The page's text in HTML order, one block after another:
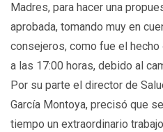
Madres, para hacer una
aprobada, tomando muy en
consejeros, como fue el
a las 17:00 horas, debido al
Por su parte el director de
García Montoya, precisó que
tiempo un extraordinario